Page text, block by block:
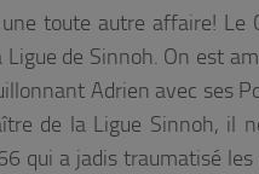
toute autre affaire!
de Sinnoh. On est
Adrien avec ses
de la Ligue Sinnoh, il
qui a jadis traumatisé